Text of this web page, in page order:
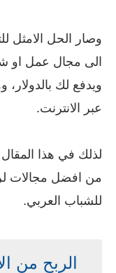
وصار الحل الامثل
الى مجال عمل او
ويدفع لك
عبر الانترنت.
لذلك في هذا
من افضل مجالات
للشباب العربي.